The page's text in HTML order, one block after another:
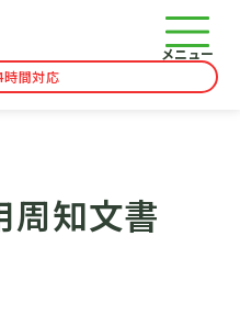
メニュー
間対応
周知文書